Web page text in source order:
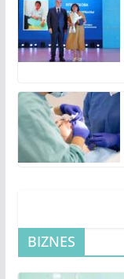
BIZNES